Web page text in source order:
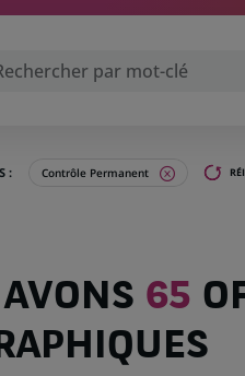
: Contrôle Permanent
65